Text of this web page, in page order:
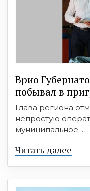
Врио
побывал в
Глава региона
непростую
муниципальное ...
Читать далее